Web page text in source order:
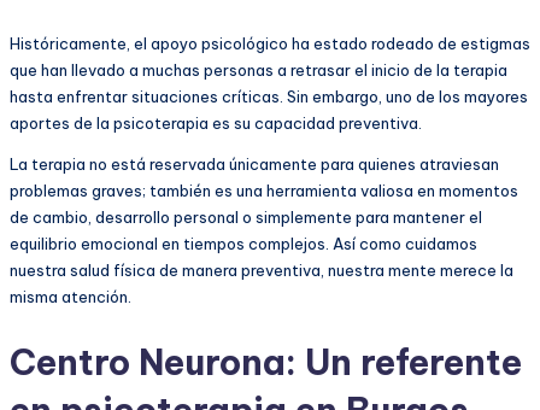
Históricamente, el apoyo psicológico ha estado rodeado de estigmas
que han llevado a muchas personas a retrasar el inicio de la terapia
hasta enfrentar situaciones críticas. Sin embargo, uno de los mayores
aportes de la psicoterapia es su capacidad preventiva.
La terapia no está reservada únicamente para quienes atraviesan
problemas graves; también es una herramienta valiosa en momentos
de cambio, desarrollo personal o simplemente para mantener el
equilibrio emocional en tiempos complejos. Así como cuidamos
nuestra salud física de manera preventiva, nuestra mente merece la
misma atención.
Centro Neurona: Un referente